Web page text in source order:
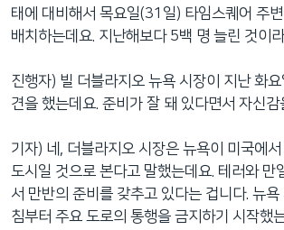
태에 대비해서 목요일(31일) 타임스퀘어 주
배치하는데요. 지난해보다 5백 명 늘린 것이
진행자) 빌 더블라지오 뉴욕 시장이 지난 화
견을 했는데요. 준비가 잘 돼 있다면서 자신감
기자) 네, 더블라지오 시장은 뉴욕이 미국에
도시일 것으로 본다고 말했는데요. 테러와 만
서 만반의 준비를 갖추고 있다는 겁니다. 뉴
침부터 주요 도로의 통행을 금지하기 시작했